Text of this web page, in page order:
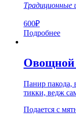
Традиционные
600₽
Подробнее
Овощной
Панир пакода,
тикки, ведж
Подается с